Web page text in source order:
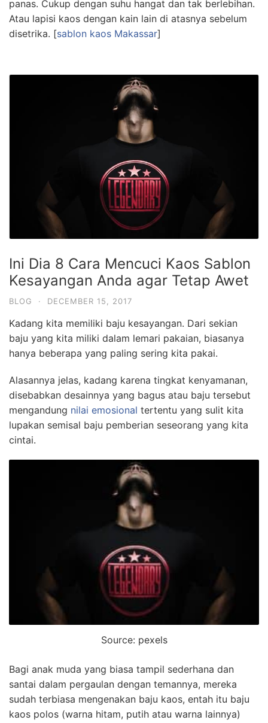
panas. Cukup dengan suhu hangat dan tak berlebihan.
Atau lapisi kaos dengan kain lain di atasnya sebelum
disetrika. [sablon kaos Makassar]
Ini Dia 8 Cara Mencuci Kaos Sablon
Kesayangan Anda agar Tetap Awet
BLOG · DECEMBER 15, 2017
Kadang kita memiliki baju kesayangan. Dari sekian
baju yang kita miliki dalam lemari pakaian, biasanya
hanya beberapa yang paling sering kita pakai.
Alasannya jelas, kadang karena tingkat kenyamanan,
disebabkan desainnya yang bagus atau baju tersebut
mengandung nilai emosional tertentu yang sulit kita
lupakan semisal baju pemberian seseorang yang kita
cintai.
Source: pexels
Bagi anak muda yang biasa tampil sederhana dan
santai dalam pergaulan dengan temannya, mereka
sudah terbiasa mengenakan baju kaos, entah itu baju
kaos polos (warna hitam, putih atau warna lainnya)